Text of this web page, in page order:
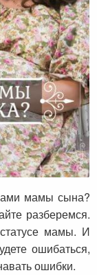
мамы сына?
разберемся.
мамы. И
ошибаться,
ошибки.